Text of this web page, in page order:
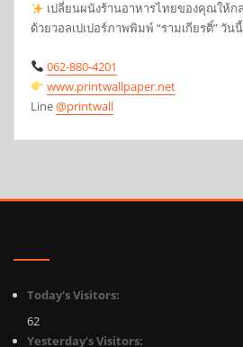
เปลี่ยนผนังร้านอาหารไทยของคุณให้ก
ด้วยวอลเปเปอร์ภาพพิมพ์ “รามเกียรติ์” วัน
062-880-4201
www.printwallpaper.net
Line@printwall
Today's Visitors:
62
Yesterday's Visitors: